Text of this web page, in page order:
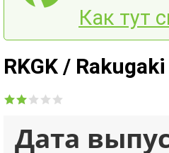
Как тут
RKGK /
Дата